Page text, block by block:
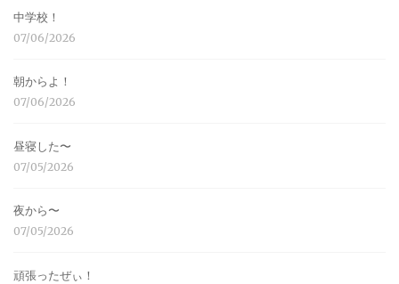
中学校！
07/06/2026
朝からよ！
07/06/2026
昼寝した〜
07/05/2026
夜から〜
07/05/2026
頑張ったぜぃ！